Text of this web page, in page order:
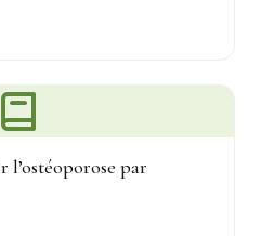
l’ostéoporose par